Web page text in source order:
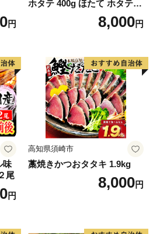
円
ホタテ 400g ほたて ホタテ
8,000円
味
尾
円
高知県須崎市
藁焼きかつおタタキ 1.9kg
8,000円